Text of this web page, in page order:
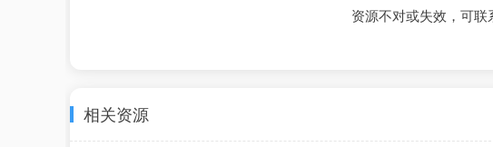
资源不对或失效，可联
相关资源